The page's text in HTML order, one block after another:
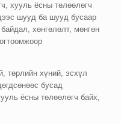
хууль ёсны төлөөлөгч
шууд ба шууд бусаар
хөнгөлөлт, мөнгөн
төрлийн хүний, эсхүл
бусад
ёсны төлөөлөгч байх,